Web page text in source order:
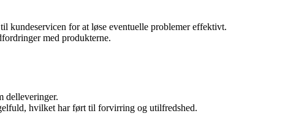
kundeservicen for at løse eventuelle problemer effektivt.
med produkterne.
delleveringer.
hvilket har ført til forvirring og utilfredshed.